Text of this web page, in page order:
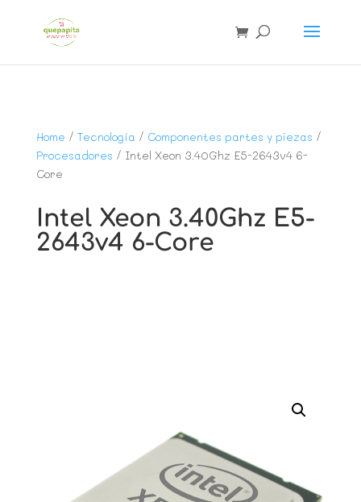
Home / Tecnología / Componentes partes y piezas /
Procesadores / Intel Xeon 3.40Ghz E5-2643v4 6-
Core
Intel Xeon 3.40Ghz E5-
2643v4 6-Core